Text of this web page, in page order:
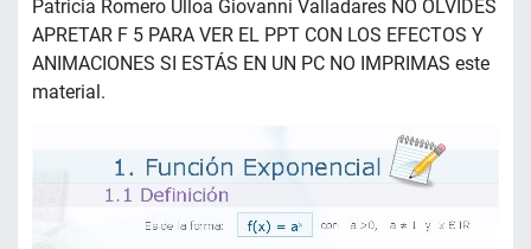
Patricia Romero Ulloa Giovanni Valladares NO OLVIDES
APRETAR F 5 PARA VER EL PPT CON LOS EFECTOS Y
ANIMACIONES SI ESTÁS EN UN PC NO IMPRIMAS este
material.